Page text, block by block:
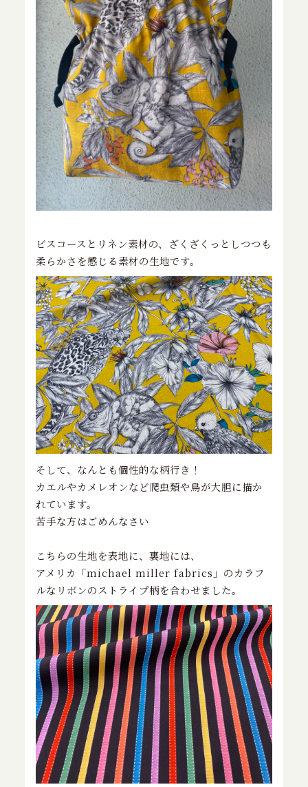
ビスコースとリネン素材の、ざくざくっとしつつも
柔らかさを感じる素材の生地です。
そして、なんとも個性的な柄行き！
カエルやカメレオンなど爬虫類や鳥が大胆に描か
れています。
苦手な方はごめんなさい
こちらの生地を表地に、裏地には、
アメリカ「michael miller fabrics」のカラフ
ルなリボンのストライプ柄を合わせました。